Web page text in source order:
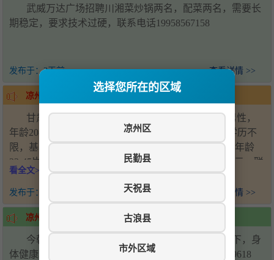
选择您所在的区域
凉州区
民勤县
天祝县
古浪县
市外区域
武威万达广场招聘川湘菜炒锅两名，配菜两名，需要长
期稳定，要求技术过硬，联系电话19958567158
发布于：2天前 查看详情 >>
凉州区-甘肃神州管业公司招聘
甘肃神州管业有限公司招聘销售人员5名，要求男性，
年龄20-50岁，身体健康，吃苦耐劳，无不良嗜好，学历不
限，基本工资4000元+销售提成；招聘厂内司机3名，年龄
22-45岁，身体健康，持有B照，学历不限，薪资6000元。联
系人：王经理，电话：18993571920，工作地址：甘肃省武
威市凉州区新能源产业园
看全文>>>
发布于： 查看详情 >>
凉州区-招聘女工
今朝二区程记面皮店，招聘女员工一名，45岁以下，身
体健康。工资3600—4000元。 联系电话电话13893529618